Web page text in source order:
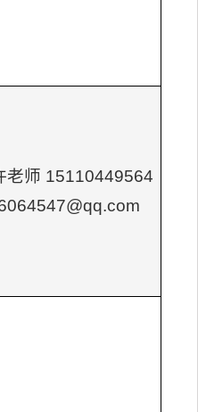
老师 15110449564